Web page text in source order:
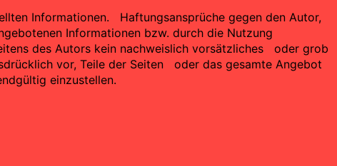
Informationen. Haftungsansprüche gegen den Autor,
Informationen bzw. durch die Nutzung
des Autors kein nachweislich vorsätzliches oder grob
vor, Teile der Seiten oder das gesamte Angebot
einzustellen.